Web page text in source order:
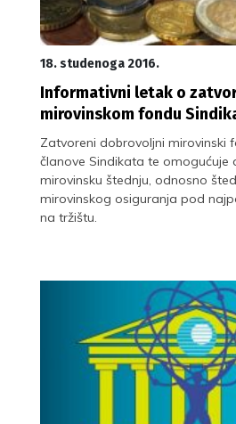
18. studenoga 2016.
Informativni letak o
mirovinskom fondu
Zatvoreni dobrovoljni mirovinski
članove Sindikata te omogućuje
mirovinsku štednju, odnosno
mirovinskog osiguranja pod
na tržištu.